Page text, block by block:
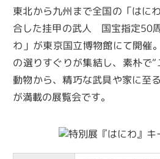
東北から九州まで全国の「はに
合した挂甲の武人 国宝指定50
わ」が東京国立博物館にて開催
の選りすぐりが集結し、素朴で
動物から、精巧な武具や家に至
が満載の展覧会です。